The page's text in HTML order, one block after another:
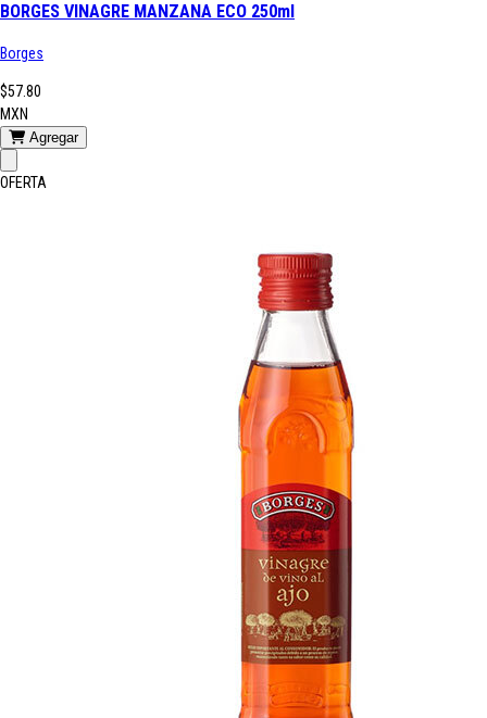
BORGES VINAGRE MANZANA ECO 250ml
Borges
$57.80
MXN
Agregar
OFERTA